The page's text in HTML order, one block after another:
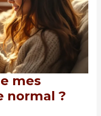
mes
normal ?